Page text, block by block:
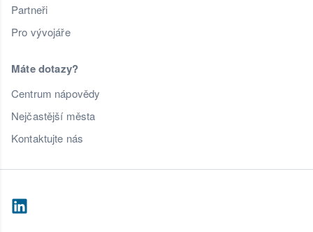
Partneři
Pro vývojáře
Máte dotazy?
Centrum nápovědy
Nejčastější města
Kontaktujte nás